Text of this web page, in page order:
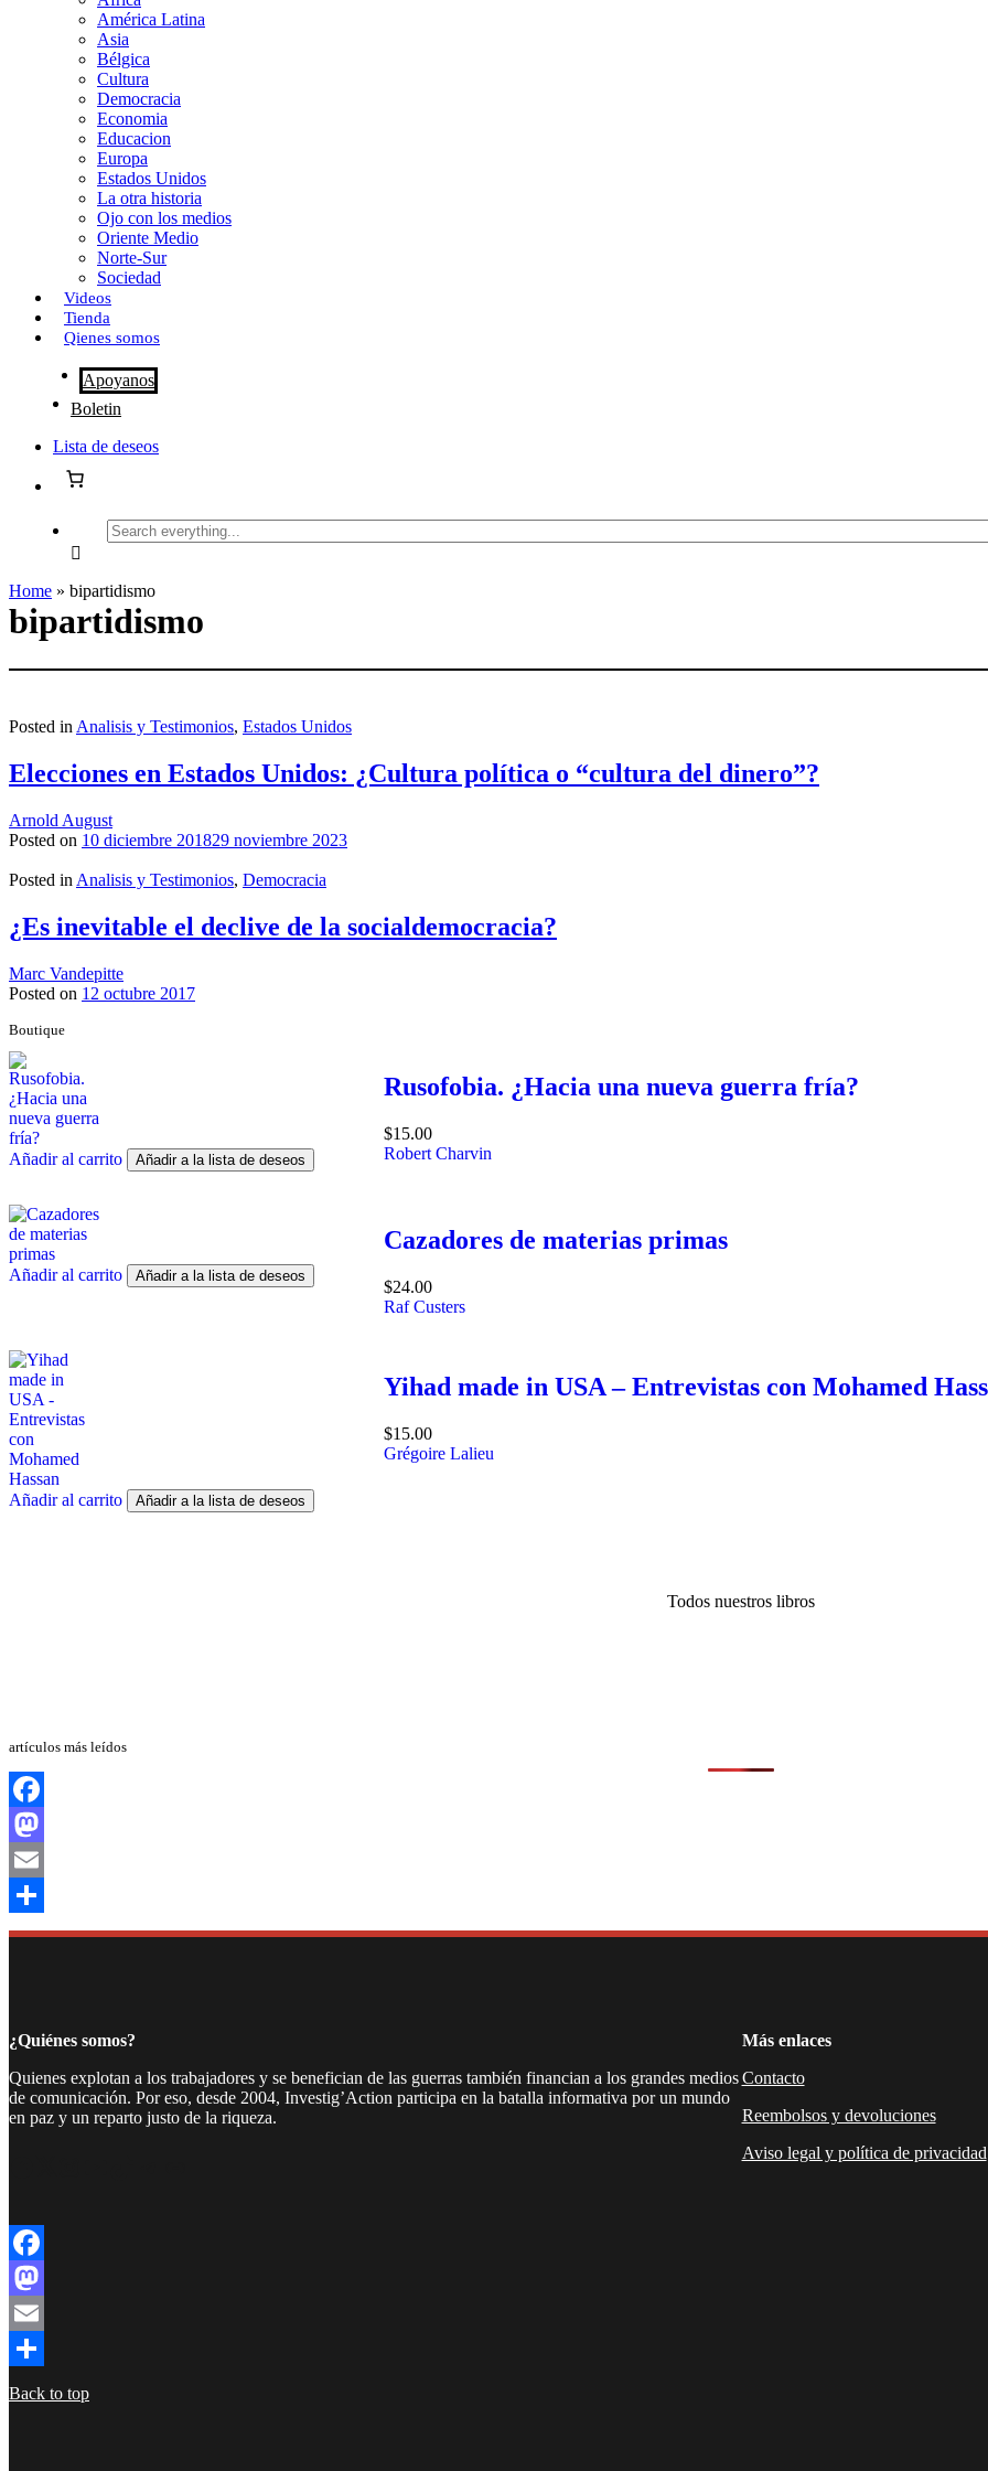
i
r
América Latina
Asia
Bélgica
Cultura
Democracia
Economia
Educacion
Europa
Estados Unidos
La otra historia
Ojo con los medios
Oriente Medio
Norte-Sur
Sociedad
Videos
Tienda
Qienes somos
Apoyanos
Boletin
Lista de deseos
Search
everything...
Home » bipartidismo
bipartidismo
Posted in Analisis y Testimonios, Estados Unidos
Elecciones en Estados Unidos: ¿Cultura política o “cultura del dinero”?
Arnold August
Posted on 10 diciembre 201829 noviembre 2023
Posted in Analisis y Testimonios, Democracia
¿Es inevitable el declive de la socialdemocracia?
Marc Vandepitte
Posted on 12 octubre 2017
Boutique
Añadir al carrito Añadir a la lista de deseos
Rusofobia. ¿Hacia una nueva guerra fría?
$15.00
Robert Charvin
Añadir al carrito Añadir a la lista de deseos
Cazadores de materias primas
$24.00
Raf Custers
Añadir al carrito Añadir a la lista de deseos
Yihad made in USA – Entrevistas con Mohamed
$15.00
Grégoire Lalieu
Todos nuestros libros
artículos más leídos
Facebook
Mastodon
Email
Compartir
¿Quiénes somos?
Quienes explotan a los trabajadores y se benefician de las guerras también financian a los grandes medios
de comunicación. Por eso, desde 2004, Investig’Action participa en la batalla informativa por un mundo
en paz y un reparto justo de la riqueza.
Más enlaces
Contacto
Reembolsos y devoluciones
Aviso legal y política de privacidad
Facebook
Mastodon
Email
Compartir
Back to top